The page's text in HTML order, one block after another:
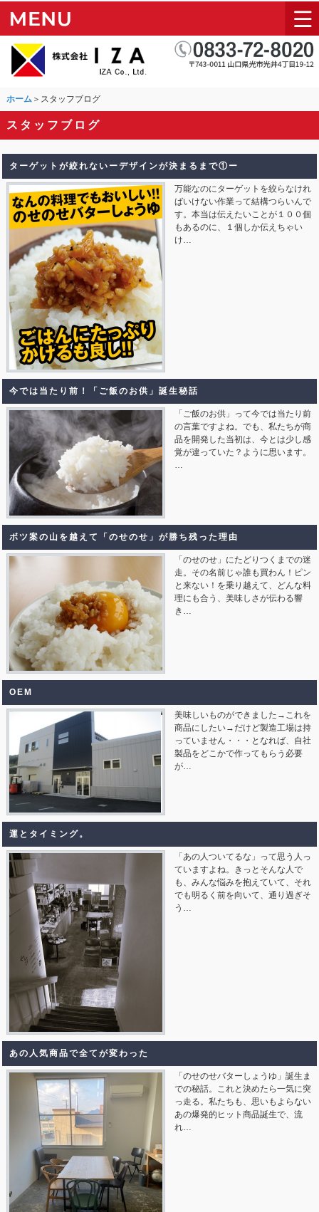
ホーム＞スタッフブログ
スタッフブログ
ターゲットが絞れないーデザインが決まるまで①ー
万能なのにターゲットを絞らなけれ
ばいけない作業って結構つらいんで
す。本当は伝えたいことが１００個
もあるのに、１個しか伝えちゃい
け…
今では当たり前！「ご飯のお供」誕生秘話
「ご飯のお供」って今では当たり前
の言葉ですよね。でも、私たちが商
品を開発した当初は、今とは少し感
覚が違っていた？ように思います。
…
ボツ案の山を越えて「のせのせ」が勝ち残った理由
「のせのせ」にたどりつくまでの迷
走。その名前じゃ誰も買わん！ピン
と来ない！を乗り越えて、どんな料
理にも合う、美味しさが伝わる響
き…
OEM
美味しいものができました→これを
商品にしたい→だけど製造工場は持
っていません・・・となれば、自社
製品をどこかで作ってもらう必要
が…
運とタイミング。
「あの人ついてるな」って思う人っ
ていますよね。きっとそんな人で
も、みんな悩みを抱えていて、それ
でも明るく前を向いて、通り過ぎそ
う…
あの人気商品で全てが変わった
「のせのせバターしょうゆ」誕生ま
での秘話。これと決めたら一気に突
っ走る。私たちも、思いもよらない
あの爆発的ヒット商品誕生で、流
れ…